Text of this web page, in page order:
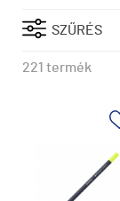
SZŰRÉS
221 termék